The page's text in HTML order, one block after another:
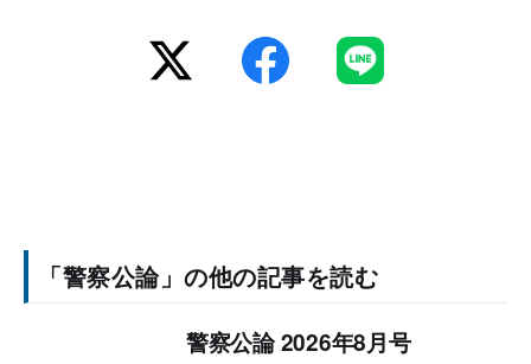
「警察公論」の他の記事を読む
警察公論 2026年8月号